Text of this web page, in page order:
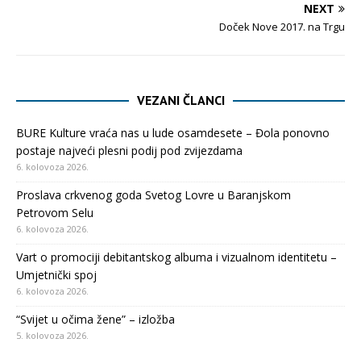
NEXT
Doček Nove 2017. na Trgu
VEZANI ČLANCI
BURE Kulture vraća nas u lude osamdesete – Đola ponovno
postaje najveći plesni podij pod zvijezdama
6. kolovoza 2026.
Proslava crkvenog goda Svetog Lovre u Baranjskom
Petrovom Selu
6. kolovoza 2026.
Vart o promociji debitantskog albuma i vizualnom identitetu –
Umjetnički spoj
6. kolovoza 2026.
“Svijet u očima žene” – izložba
5. kolovoza 2026.